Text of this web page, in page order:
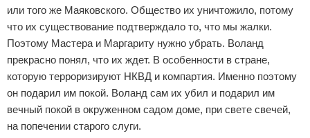
или того же Маяковского. Общество их уничтожило, потому
что их существование подтверждало то, что мы жалки.
Поэтому Мастера и Маргариту нужно убрать. Воланд
прекрасно понял, что их ждет. В особенности в стране,
которую терроризируют НКВД и компартия. Именно поэтому
он подарил им покой. Воланд сам их убил и подарил им
вечный покой в окруженном садом доме, при свете свечей,
на попечении старого слуги.